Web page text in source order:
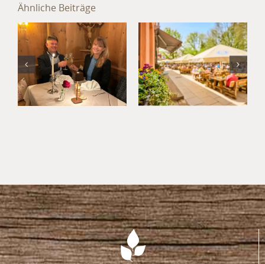
Ähnliche Beiträge
Jahresabschluss
im Hotel
München
Umland
München
Süd: Kultur,
Kulinarik
und
Kurzurlaub
im